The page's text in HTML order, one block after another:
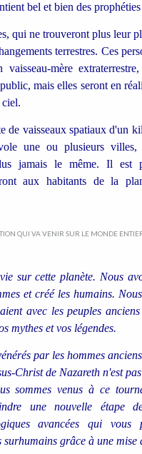
bel et bien des
qui ne trouveront plus leur
terrestres. Ces
mère
mais elles seront en
ciel.
de vaisseaux spatiaux d'un
une ou plusieurs
jamais le même. Il est
aux habitants de la
sur cette planète. Nous
et créé les humains.
avec les peuples
mythes et vos légendes.
par les hommes
Christ de Nazareth n'est
sommes venus à ce
une nouvelle étape
avancées qui vous
surhumains grâce à une